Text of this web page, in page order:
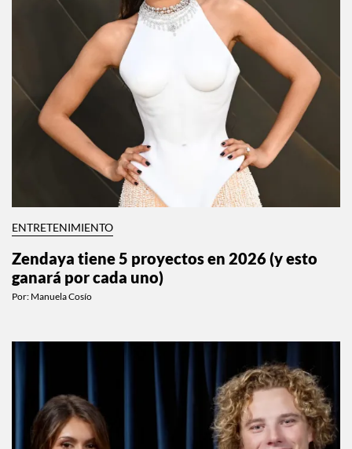
ENTRETENIMIENTO
Zendaya tiene 5 proyectos en 2026 (y esto
ganará por cada uno)
Por: Manuela Cosío